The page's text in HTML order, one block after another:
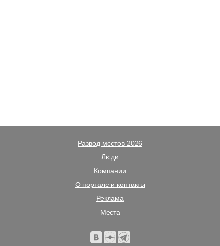
Развод мостов 2026
Люди
Компании
О портале и контакты
Реклама
Места